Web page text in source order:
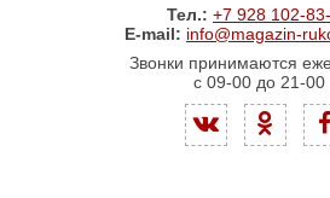
Тел.: +7 928 102-
E-mail: info@magazin-
Звонки принимаются
с 09-00 до 21-00